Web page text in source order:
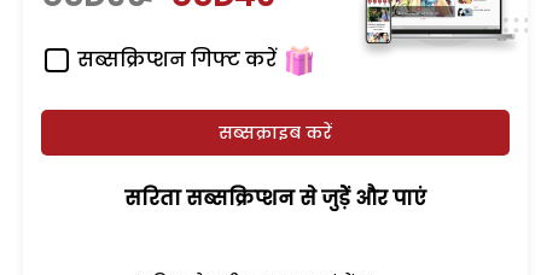
सब्सक्रिप्शन गिफ्ट करें
सब्सक्राइब करें
सरिता सब्सक्रिप्शन से जुड़ेें और पाएं